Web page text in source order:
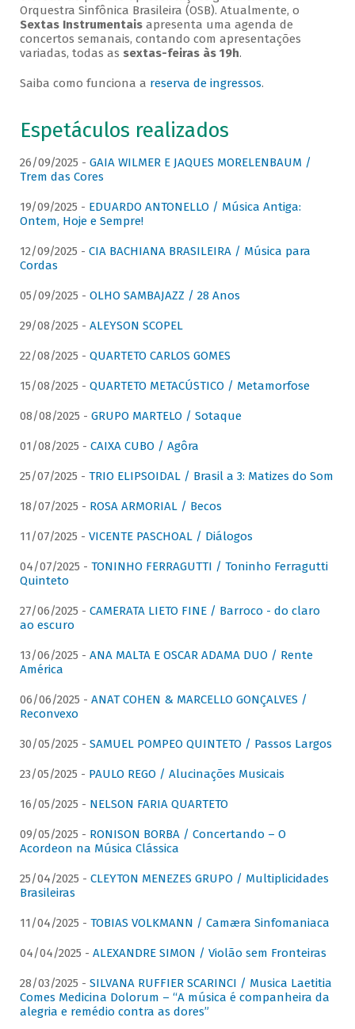
Orquestra Sinfônica Brasileira (OSB). Atualmente, o
Sextas Instrumentaisapresenta uma agenda de
concertos semanais, contando com apresentações
variadas, todas as sextas-feiras às 19h.
Saiba como funciona a reserva de ingressos.
Espetáculos realizados
26/09/2025 - GAIA WILMER E JAQUES MORELENBAUM /
Trem das Cores
19/09/2025 - EDUARDO ANTONELLO / Música Antiga:
Ontem, Hoje e Sempre!
12/09/2025 - CIA BACHIANA BRASILEIRA / Música para
Cordas
05/09/2025 - OLHO SAMBAJAZZ / 28 Anos
29/08/2025 - ALEYSON SCOPEL
22/08/2025 - QUARTETO CARLOS GOMES
15/08/2025 - QUARTETO METACÚSTICO / Metamorfose
08/08/2025 - GRUPO MARTELO / Sotaque
01/08/2025 - CAIXA CUBO / Agôra
25/07/2025 - TRIO ELIPSOIDAL / Brasil a 3: Matizes do Som
18/07/2025 - ROSA ARMORIAL / Becos
11/07/2025 - VICENTE PASCHOAL / Diálogos
04/07/2025 - TONINHO FERRAGUTTI / Toninho Ferragutti
Quinteto
27/06/2025 - CAMERATA LIETO FINE / Barroco - do claro
ao escuro
13/06/2025 - ANA MALTA E OSCAR ADAMA DUO / Rente
América
06/06/2025 - ANAT COHEN & MARCELLO GONÇALVES /
Reconvexo
30/05/2025 - SAMUEL POMPEO QUINTETO / Passos Largos
23/05/2025 - PAULO REGO / Alucinações Musicais
16/05/2025 - NELSON FARIA QUARTETO
09/05/2025 - RONISON BORBA / Concertando – O
Acordeon na Música Clássica
25/04/2025 - CLEYTON MENEZES GRUPO / Multiplicidades
Brasileiras
11/04/2025 - TOBIAS VOLKMANN / Camæra Sinfomaniaca
04/04/2025 - ALEXANDRE SIMON / Violão sem Fronteiras
28/03/2025 - SILVANA RUFFIER SCARINCI / Musica Laetitia
Comes Medicina Dolorum – “A música é companheira da
alegria e remédio contra as dores”